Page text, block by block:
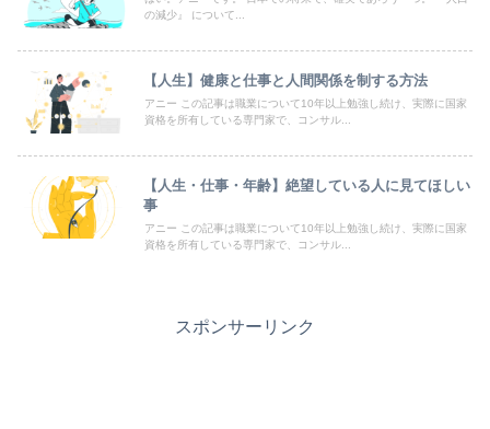
の減少』 について...
【人生】健康と仕事と人間関係を制する方法
アニー この記事は職業について10年以上勉強し続け、実際に国家
資格を所有している専門家で、コンサル...
【人生・仕事・年齢】絶望している人に見てほしい
事
アニー この記事は職業について10年以上勉強し続け、実際に国家
資格を所有している専門家で、コンサル...
スポンサーリンク